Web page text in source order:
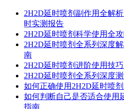
2H2D延时喷剂副作用全解
时实测报告
2H2D延时喷剂科学使用全
2H2D延时喷剂全系列深度
南
2H2D延时喷剂进阶使用技
2H2D延时喷剂全系列深度
如何正确使用2H2D延时喷
如何判断自己是否适合使用
指南